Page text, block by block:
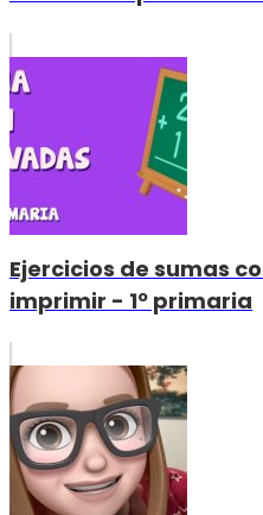
Ejercicios de sumas
imprimir - 1º primaria